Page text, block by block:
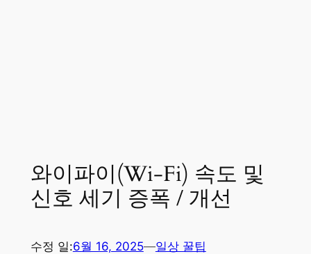
와이파이(Wi-Fi) 속도 및
신호 세기 증폭 / 개선
수정 일:6월 16, 2025—일상 꿀팁